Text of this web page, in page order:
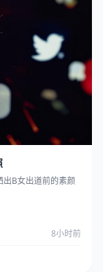
B女出道前的素颜
8小时前